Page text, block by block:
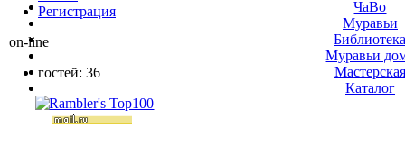
Peгиcтpaция
on-line
гостей: 36
ЧаВо
Муравьи
Муравьи
Мастерская
Каталог